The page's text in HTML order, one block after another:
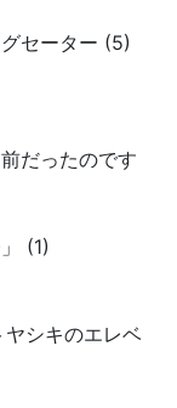
セーター (5)
だったのです
(1)
シキのエレベ